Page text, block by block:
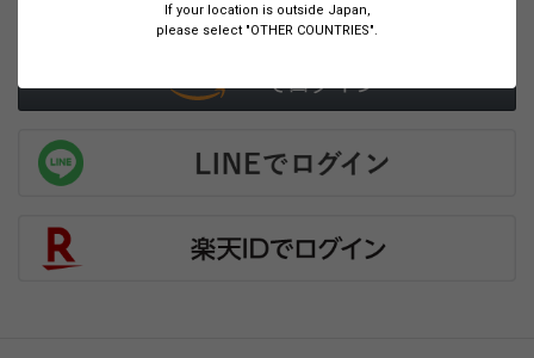
If your location is outside Japan,
please select "OTHER COUNTRIES".
または